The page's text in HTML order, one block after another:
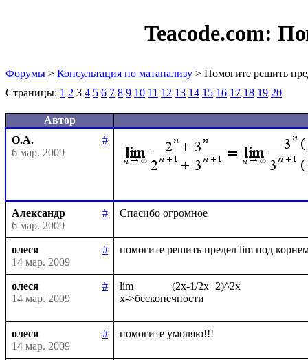
Teacode.com:
Форумы > Консультация по матанализу > Помогите решить
Страницы: 1 2 3 4 5 6 7 8 9 10 11 12 13 14 15 16 17 18 19 20
Автор
О.А.
#
6 мар. 2009
Александр
#
6 мар. 2009
олеся
#
14 мар. 2009
олеся
#
14 мар. 2009
lim              (2x-1/2x+2)^2x
олеся
#
14 мар. 2009